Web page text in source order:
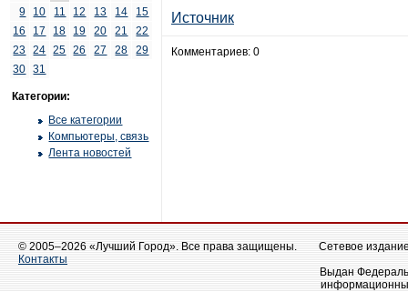
9
10 11 12 13 14
15
16
17 18 19 20 21
22
23
24 25 26 27 28
29
30
31
Категории:
Все категории
Компьютеры, связь
Лента новостей
Источник
Комментариев: 0
© 2005–2026 «Лучший Город». Все права защищены.
Контакты
Сетевое
Выдан